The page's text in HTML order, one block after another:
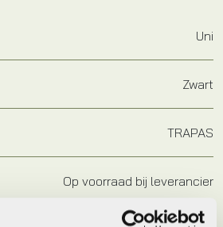
Uni
Zwart
TRAPAS
Op voorraad bij leverancier